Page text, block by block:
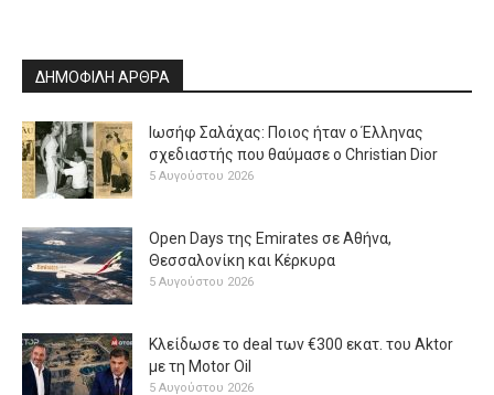
ΔΗΜΟΦΙΛΗ ΑΡΘΡΑ
Ιωσήφ Σαλάχας: Ποιος ήταν ο Έλληνας
σχεδιαστής που θαύμασε ο Christian Dior
5 Αυγούστου 2026
Open Days της Emirates σε Αθήνα,
Θεσσαλονίκη και Κέρκυρα
5 Αυγούστου 2026
Κλείδωσε το deal των €300 εκατ. του Aktor
με τη Μotor Oil
5 Αυγούστου 2026